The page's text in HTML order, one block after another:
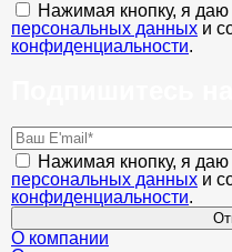
Нажимая кнопку, я даю
персональных данных и
конфиденциальности.
Нажимая кнопку, я даю
персональных данных и
конфиденциальности.
О компании